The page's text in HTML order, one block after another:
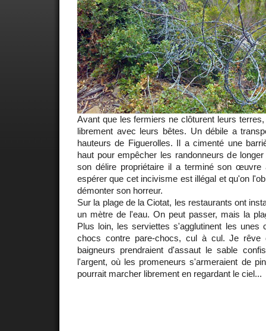
Avant que les fermiers ne clôturent leurs
librement avec leurs bêtes. Un débile a
hauteurs de Figuerolles. Il a cimenté une
haut pour empêcher les randonneurs de
son délire propriétaire il a terminé son œuvre
espérer que cet incivisme est illégal et qu'on
démonter son horreur.
Sur la plage de la Ciotat, les restaurants ont
un mètre de l'eau. On peut passer, mais la
Plus loin, les serviettes s'agglutinent les unes
chocs contre pare-chocs, cul à cul. Je rêve
baigneurs prendraient d'assaut le sable
l'argent, où les promeneurs s'armeraient de
pourrait marcher librement en regardant le ciel...